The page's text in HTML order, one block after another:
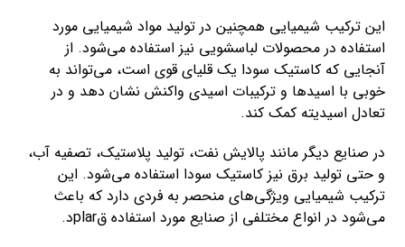
این ترکیب شیمیایی همچنین در تولید مواد شیمیایی مورد
استفاده در محصولات لباسشویی نیز استفاده می‌شود. از
آنجایی که کاستیک سودا یک قلیای قوی است، می‌تواند به
خوبی با اسیدها و ترکیبات اسیدی واکنش نشان دهد و در
تعادل اسیدیته کمک کند.
در صنایع دیگر مانند پالایش نفت، تولید پلاستیک، تصفیه آب،
و حتی تولید برق نیز کاستیک سودا استفاده می‌شود. این
ترکیب شیمیایی ویژگی‌های منحصر به فردی دارد که باعث
می‌شود در انواع مختلفی از صنایع مورد استفاده قplarد.